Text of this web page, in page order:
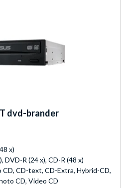
dvd-brander
x)
DVD-R (24 x), CD-R (48 x)
CD, CD-text, CD-Extra, Hybrid-CD,
CD, Video CD